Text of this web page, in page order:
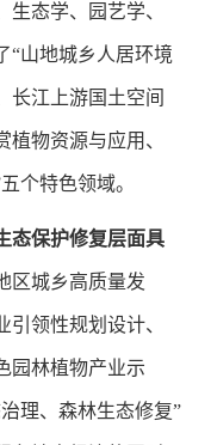
态学、园艺学、
“山地城乡人居环境
长江上游国土空间
物资源与应用、
个特色领域。
态保护修复层面具
区城乡高质量发
领性规划设计、
园林植物产业示
理、森林生态修复”